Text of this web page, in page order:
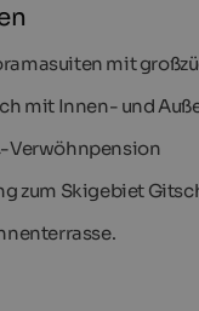
mit
mit Innen- und
Verwöhnpension
zum Skigebiet